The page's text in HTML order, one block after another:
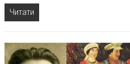
Читати